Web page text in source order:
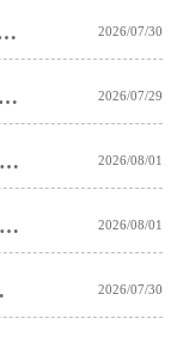
2026/07/30
2026/07/29
2026/08/01
2026/08/01
2026/07/30